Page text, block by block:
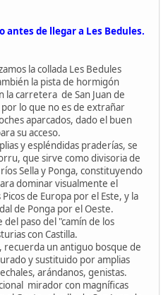
antes de llegar a Les Bedules.
la collada Les Bedules
la pista de hormigón
la carretera de San Juan de
por lo que no es de extrañar
aparcados, dado el buen
su acceso.
y espléndidas praderías, se
que sirve como divisoria de
Sella y Ponga, constituyendo
dominar visualmente el
de Europa por el Este, y la
de Ponga por el Oeste.
paso del "camín de los
con Castilla.
recuerda un antiguo bosque de
y sustituido por amplias
arándanos, genistas.
mirador con magníficas